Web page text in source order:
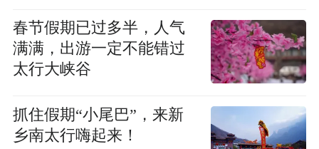
春节假期已过多半，人气
满满，出游一定不能错过
太行大峡谷
抓住假期“小尾巴”，来新
乡南太行嗨起来！